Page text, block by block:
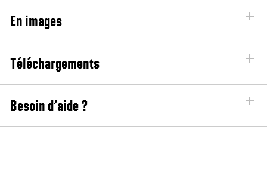
En images
Téléchargements
Besoin d’aide ?